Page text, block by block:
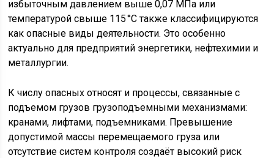
избыточным давлением выше 0,07 МПа или
температурой свыше 115 °C также классифицируются
как опасные виды деятельности. Это особенно
актуально для предприятий энергетики, нефтехимии и
металлургии.
К числу опасных относят и процессы, связанные с
подъемом грузов грузоподъемными механизмами:
кранами, лифтами, подъемниками. Превышение
допустимой массы перемещаемого груза или
отсутствие систем контроля создаёт высокий риск